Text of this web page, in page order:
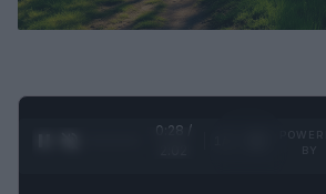
0:29 /